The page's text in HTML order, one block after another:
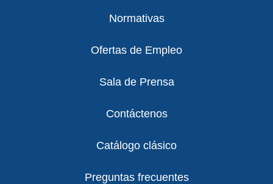
Normativas
Ofertas de Empleo
Sala de Prensa
Contáctenos
Catálogo clásico
Preguntas frecuentes